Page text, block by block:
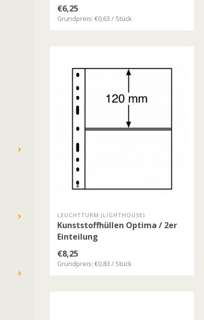
€6,25
Grundpreis: €0,63 / Stück
LEUCHTTURM (LIGHTHOUSE)
Kunststoffhüllen Optima / 2er
Einteilung
€8,25
Grundpreis: €0,83 / Stück